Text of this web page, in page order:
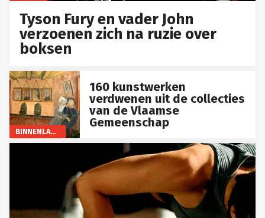
Tyson Fury en vader John
verzoenen zich na ruzie over
boksen
BINNENLAND
160 kunstwerken
verdwenen uit de collecties
van de Vlaamse
Gemeenschap